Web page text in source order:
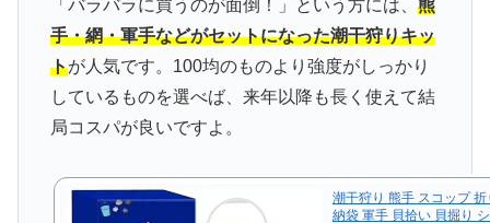
「バラバラに買うのが面倒！」という方には、 熊
手・網・軍手などがセットになった潮干狩りキッ
トが人気です。100均のものより強度がしっかり
しているものを選べば、来年以降も長く使えて結
局コスパが良いですよ。
潮干狩り 熊手 スコップ
納袋 軍手 貝拾い 貝掘り